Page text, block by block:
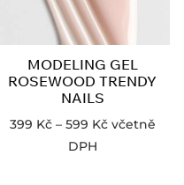
MODELING GEL
ROSEWOOD TRENDY
NAILS
399 Kč – 599 Kč včetně
DPH